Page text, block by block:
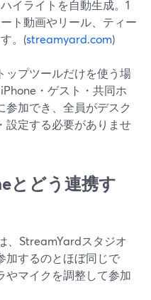
イライトを自動生成。1
ト動画やリール、ティー
。(streamyard.com)
ップツールだけを使う場
・ゲスト・共同ホ
参加でき、全員がデスク
設定する必要がありませ
とどう連携す
、StreamYardスタジオ
加するのとほぼ同じで
やマイクを調整して参加